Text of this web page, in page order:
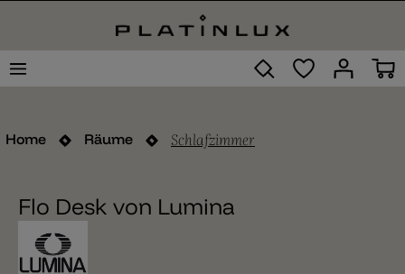
Home Räume Schlafzimmer
Flo Desk von Lumina